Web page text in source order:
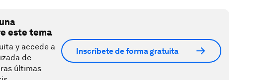
este tema
y accede a
de
últimas
Inscríbete de forma gratuita